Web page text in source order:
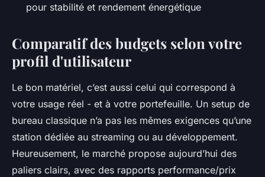
pour stabilité et rendement énergétique
Comparatif des budgets selon votre
profil d'utilisateur
Le bon matériel, c’est aussi celui qui correspond à
votre usage réel - et à votre portefeuille. Un setup de
bureau classique n’a pas les mêmes exigences qu’une
station dédiée au streaming ou au développement.
Heureusement, le marché propose aujourd’hui des
paliers clairs, avec des rapports performance/prix